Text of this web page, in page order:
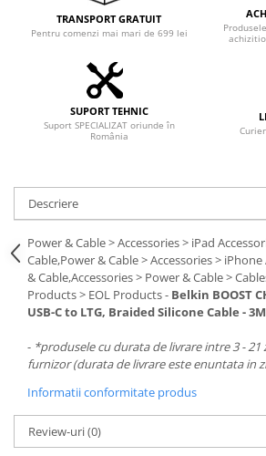
TRANSPORT GRATUIT
Pentru comenzi mai mari de 699 lei
SUPORT TEHNIC
Suport SPECIALIZAT oriunde în
România
Descriere
Power & Cable > Accessories > iPad
Cable,Power & Cable > Accessories >
& Cable,Accessories > Power & Cable >
Products > EOL Products - Belkin BOOST
USB-C to LTG, Braided Silicone Cable -
- *produsele cu durata de livrare intre 3 - 21
furnizor (durata de livrare este enuntata in
Informatii conformitate produs
Review-uri(0)